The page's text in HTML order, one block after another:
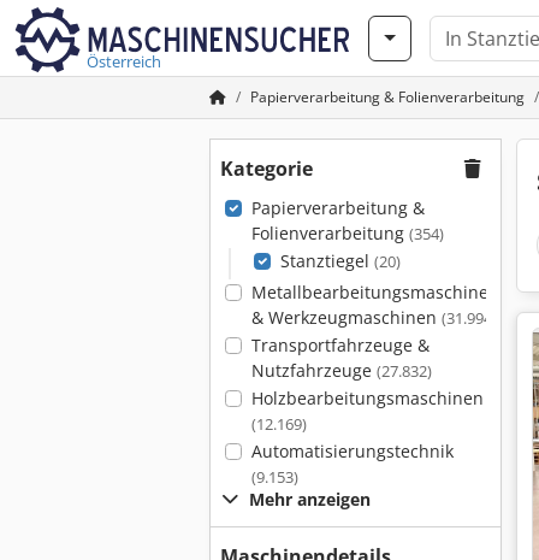
Österreich
Papierverarbeitung & Folienverarbeitung
Kategorie
Papierverarbeitung &
Folienverarbeitung (354)
Stanztiegel (20)
Metallbearbeitungsmaschinen
& Werkzeugmaschinen (31.994)
Transportfahrzeuge &
Nutzfahrzeuge (27.832)
Holzbearbeitungsmaschinen
(12.169)
Automatisierungstechnik
(9.153)
Mehr anzeigen